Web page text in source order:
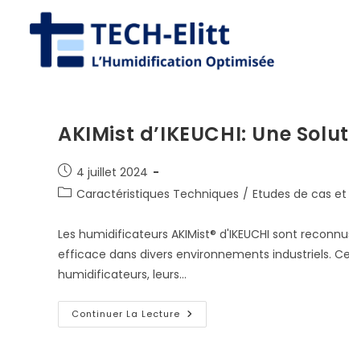
AKIMist d’IKEUCHI: Une
Publication
publiée :
4 juillet 2024
PostCaractéristiques Techniques / Etudes de cas
Les humidificateurs AKIMist® d'IKEUCHI sont
efficace dans divers environnements industriels.
humidificateurs, leurs…
Continuer La Lecture AKIMist
D’IKEUCHI: